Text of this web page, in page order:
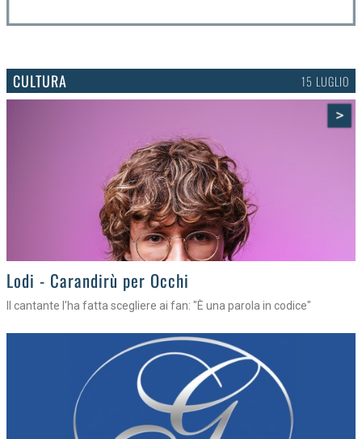
CULTURA 15 LUGLIO
>
Lodi - Carandirù per Occhi
Il cantante l'ha fatta scegliere ai fan: "È una parola in codice"